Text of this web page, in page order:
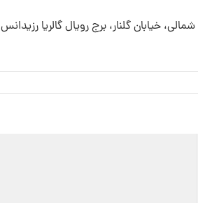
خیابان گلنار، برج رویال گالریا رزیدانس